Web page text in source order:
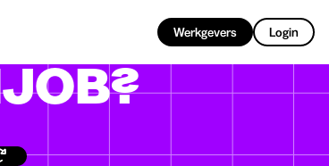
Werkgevers Login